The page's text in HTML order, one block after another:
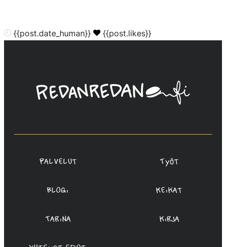
{{post.date_human}} {{post.likes}}
Linda
Saukko-
Oy
Palvelut Työt
Blogi Keikat
Tarina Kirja